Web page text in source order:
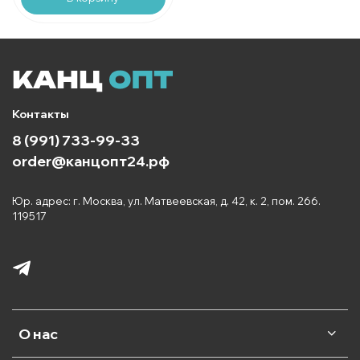
О нас
Контакты
8 (991) 733-99-33
order@канцопт24.рф
Юр. адрес: г. Москва, ул. Матвеевская, д. 42, к. 2, пом. 266.
119517